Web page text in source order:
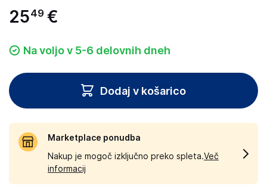
2549 €
Na voljo v 5-6 delovnih dneh
Dodaj v košarico
Marketplace ponudba
Nakup je mogoč izključno preko spleta.Več
informacij